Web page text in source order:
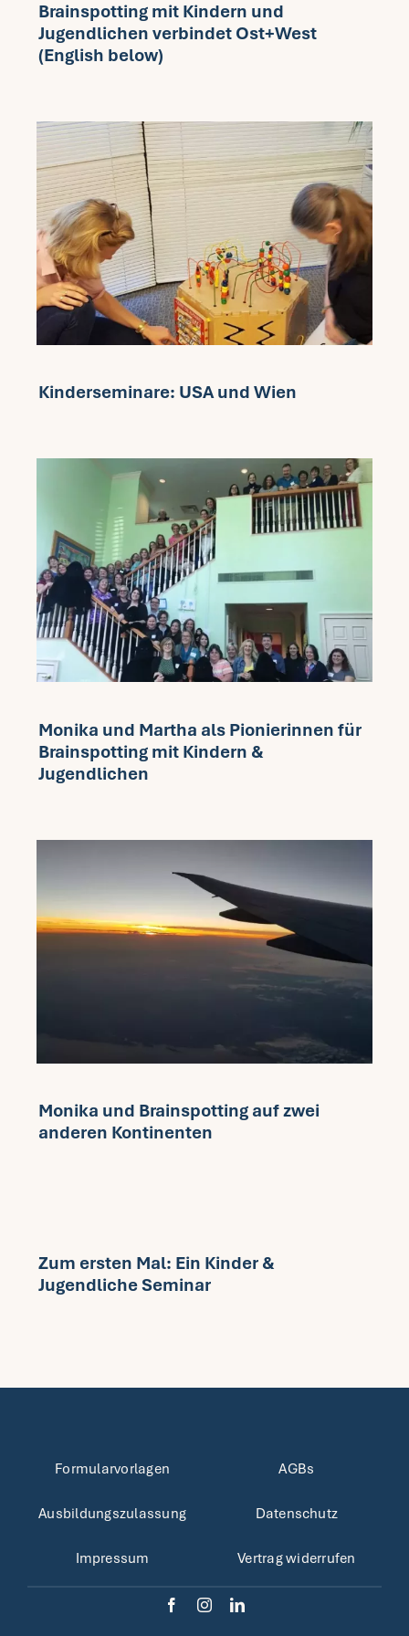
Fragen FAQ
Mein Account
Brainspotting mit Kindern und
Jugendlichen verbindet Ost+West
(English below)
Kinderseminare: USA und Wien
Monika und Martha als Pionierinnen für
Brainspotting mit Kindern &
Jugendlichen
Monika und Brainspotting auf zwei
anderen Kontinenten
Zum ersten Mal: Ein Kinder &
Jugendliche Seminar
Formularvorlagen
Ausbildungszulassung
Impressum
AGBs
Datenschutz
Vertrag widerrufen